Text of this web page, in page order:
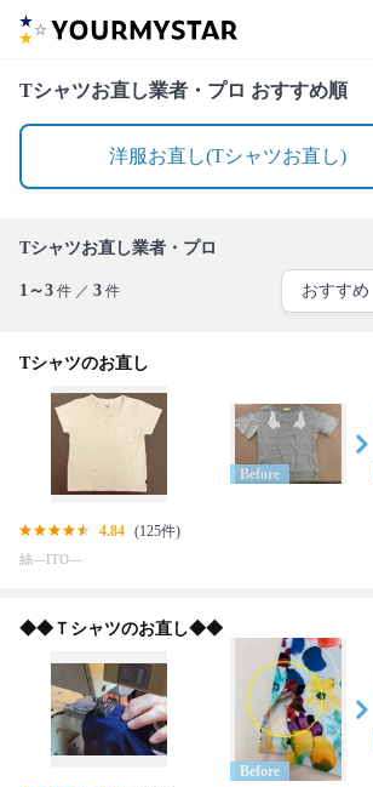
Tシャツお直し業者・プロ おすすめ順
洋服お直し(Tシャツお直し)
Tシャツお直し業者・プロ
1～3 件 ／ 3 件
Tシャツのお直し
Before
4.84 (125件)
絲―ITO―
◆◆Ｔシャツのお直し◆◆
Before